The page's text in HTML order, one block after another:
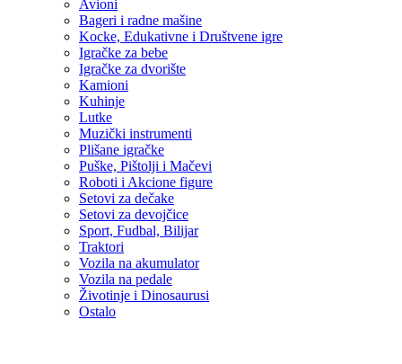
Avioni
Bageri i radne mašine
Kocke, Edukativne i Društvene igre
Igračke za bebe
Igračke za dvorište
Kamioni
Kuhinje
Lutke
Muzički instrumenti
Plišane igračke
Puške, Pištolji i Mačevi
Roboti i Akcione figure
Setovi za dečake
Setovi za devojčice
Sport, Fudbal, Bilijar
Traktori
Vozila na akumulator
Vozila na pedale
Životinje i Dinosaurusi
Ostalo